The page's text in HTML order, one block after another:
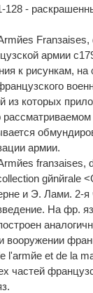
128 -
армии
к рисункам,
из которых
армии.
franзaises,
и Э. Лами. 2-
На фр.
вооружении
l'armйe et de la
частей